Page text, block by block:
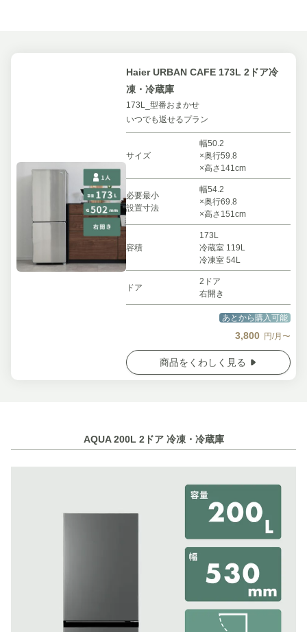
Haier URBAN CAFE 173L 2ドア冷
凍・冷蔵庫
173L_型番おまかせ
いつでも返せるプラン
サイズ
幅50.2
×奥行59.8
×高さ141cm
必要最小
設置寸法
幅54.2
×奥行69.8
×高さ151cm
容積
173L
冷蔵室 119L
冷凍室 54L
ドア
2ドア
右開き
あとから購入可能
3,800 円/月〜
商品をくわしく見る
AQUA 200L 2ドア 冷凍・冷蔵庫